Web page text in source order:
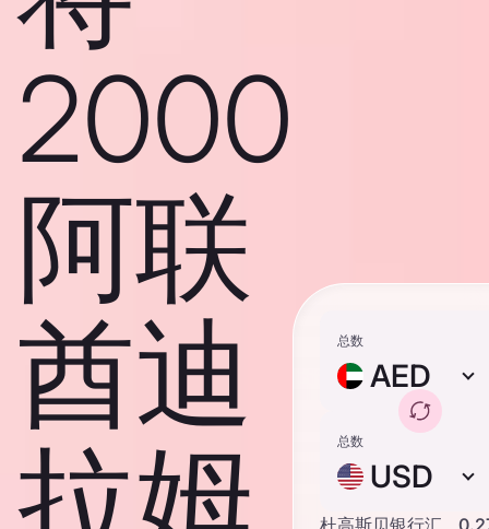
2000
阿联
酋迪
拉姆
总数
AED
总数
USD
杜高斯贝银行汇